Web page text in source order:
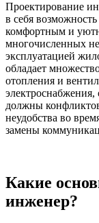
Проектирование
в себя
комфортным и
многочисленных
эксплуатацией
обладает
отопления и
должны
неудобства во
замены
Какие
инженер?